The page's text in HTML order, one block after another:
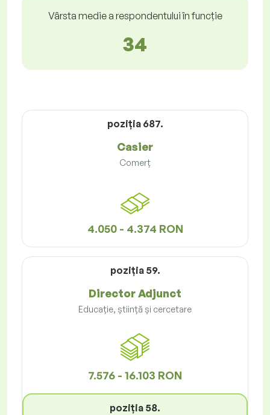
Vârsta medie a respondentului în funcție
34
poziţia 687.
Casier
Comerț
4.050 - 4.374 RON
poziţia 59.
Director Adjunct
Educație, știință și cercetare
7.576 - 16.103 RON
poziţia 58.